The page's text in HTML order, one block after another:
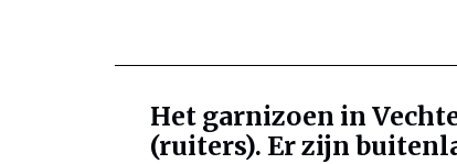
Het garnizoen in
(ruiters). Er zijn